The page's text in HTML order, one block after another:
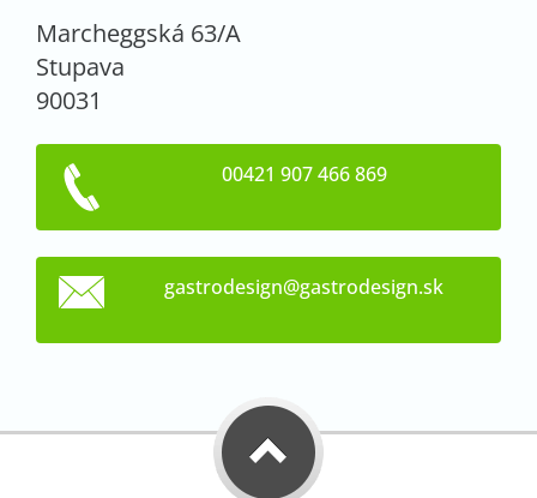
Marcheggská 63/A
Stupava
90031
00421 907 466 869
gastrodesign@gastrodesign.sk